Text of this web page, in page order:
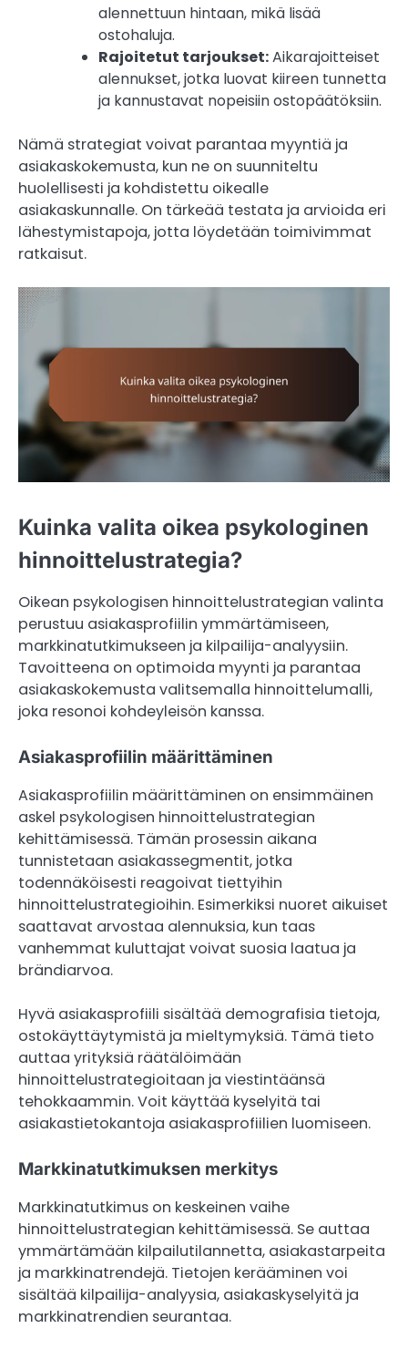
alennettuun hintaan, mikä lisää
ostohaluja.
Rajoitetut tarjoukset:Aikarajoitteiset
alennukset, jotka luovat kiireen tunnetta
ja kannustavat nopeisiin ostopäätöksiin.
Nämä strategiat voivat parantaa myyntiä ja
asiakaskokemusta, kun ne on suunniteltu
huolellisesti ja kohdistettu oikealle
asiakaskunnalle. On tärkeää testata ja arvioida eri
lähestymistapoja, jotta löydetään toimivimmat
ratkaisut.
Kuinka valita oikea psykologinen
hinnoittelustrategia?
Oikean psykologisen hinnoittelustrategian valinta
perustuu asiakasprofiilin ymmärtämiseen,
markkinatutkimukseen ja kilpailija-analyysiin.
Tavoitteena on optimoida myynti ja parantaa
asiakaskokemusta valitsemalla hinnoittelumalli,
joka resonoi kohdeyleisön kanssa.
Asiakasprofiilin määrittäminen
Asiakasprofiilin määrittäminen on ensimmäinen
askel psykologisen hinnoittelustrategian
kehittämisessä. Tämän prosessin aikana
tunnistetaan asiakassegmentit, jotka
todennäköisesti reagoivat tiettyihin
hinnoittelustrategioihin. Esimerkiksi nuoret aikuiset
saattavat arvostaa alennuksia, kun taas
vanhemmat kuluttajat voivat suosia laatua ja
brändiarvoa.
Hyvä asiakasprofiili sisältää demografisia tietoja,
ostokäyttäytymistä ja mieltymyksiä. Tämä tieto
auttaa yrityksiä räätälöimään
hinnoittelustrategioitaan ja viestintäänsä
tehokkaammin. Voit käyttää kyselyitä tai
asiakastietokantoja asiakasprofiilien luomiseen.
Markkinatutkimuksen merkitys
Markkinatutkimus on keskeinen vaihe
hinnoittelustrategian kehittämisessä. Se auttaa
ymmärtämään kilpailutilannetta, asiakastarpeita
ja markkinatrendejä. Tietojen kerääminen voi
sisältää kilpailija-analyysia, asiakaskyselyitä ja
markkinatrendien seurantaa.